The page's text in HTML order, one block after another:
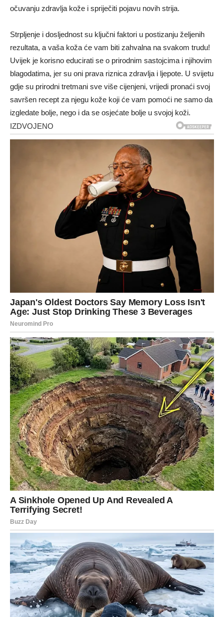
očuvanju zdravlja kože i spriječiti pojavu novih strija.
Strpljenje i dosljednost su ključni faktori u postizanju željenih
rezultata, a vaša koža će vam biti zahvalna na svakom trudu!
Uvijek je korisno educirati se o prirodnim sastojcima i njihovim
blagodatima, jer su oni prava riznica zdravlja i ljepote. U svijetu
gdje su prirodni tretmani sve više cijenjeni, vrijedi pronaći svoj
savršen recept za njegu kože koji će vam pomoći ne samo da
izgledate bolje, nego i da se osjećate bolje u svojoj koži.